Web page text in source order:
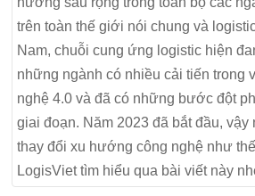
trên toàn thế giới nói chung và
Nam, chuỗi cung ứng logistic hiện
những ngành có nhiều cải tiến trong
nghệ 4.0 và đã có những bước đột
giai đoạn. Năm 2023 đã bắt đầu, vậy
thay đổi xu hướng công nghệ như
LogisViet tìm hiểu qua bài viết này